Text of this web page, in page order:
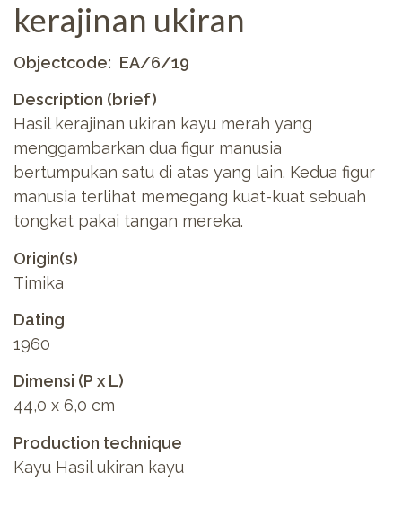
kerajinan ukiran
Objectcode
EA/6/19
Description (brief)
Hasil kerajinan ukiran kayu merah yang
menggambarkan dua figur manusia
bertumpukan satu di atas yang lain. Kedua figur
manusia terlihat memegang kuat-kuat sebuah
tongkat pakai tangan mereka.
Origin(s)
Timika
Dating
1960
Dimensi (P x L)
44,0 x 6,0 cm
Production technique
Kayu Hasil ukiran kayu